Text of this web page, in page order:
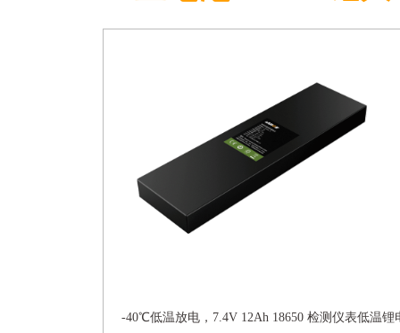
-40℃低温放电，7.4V 12Ah 18650 检测仪表低温锂